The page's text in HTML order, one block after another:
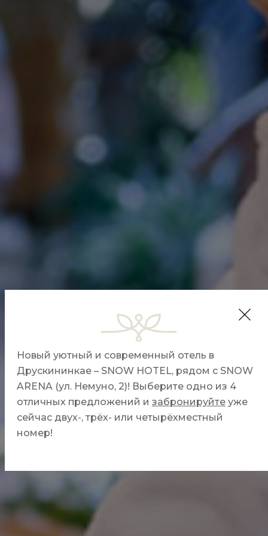
ГОСТИНИЦА AQUA
​Новый уютный и современный отель в
Друскининкае – SNOW HOTEL, рядом с SNOW
ARENA (ул. Немуно, 2)! Выберите одно из 4
отличных предложений и забронируйте уже
сейчас двух-, трёх- или четырёхместный
номер!